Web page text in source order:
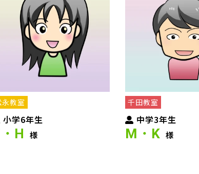
永教室
小学6年生
H 様
千田教室
中学3年生
M・K 様